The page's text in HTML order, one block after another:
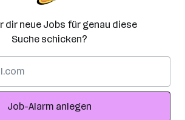
dir neue Jobs für genau diese
Suche schicken?
Job-Alarm anlegen